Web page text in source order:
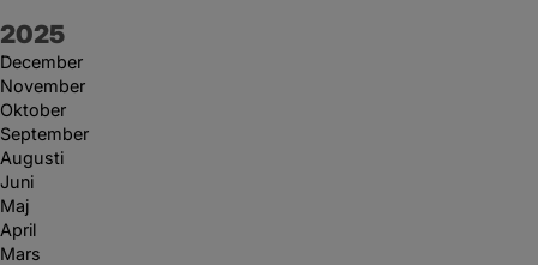
År:
2025
December
November
Oktober
September
Augusti
Juni
Maj
April
Mars